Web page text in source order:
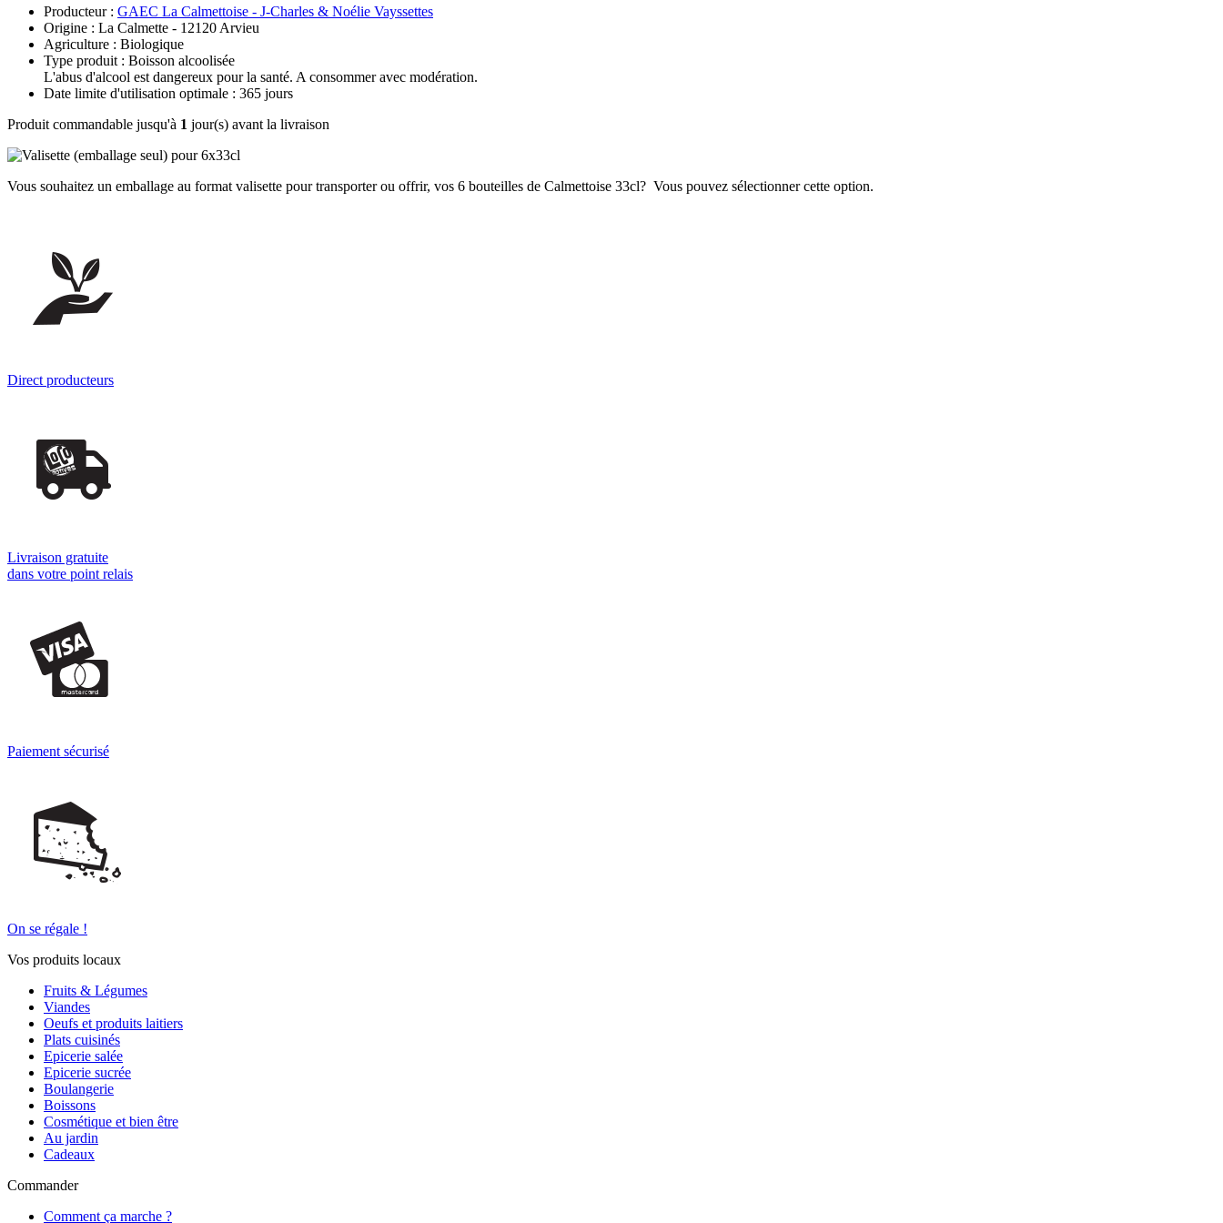
Producteur : GAEC La Calmettoise - J-Charles & Noélie Vayssettes
Origine : La Calmette - 12120 Arvieu
Agriculture : Biologique
Type produit : Boisson alcoolisée
L'abus d'alcool est dangereux pour la santé. A consommer avec modération.
Date limite d'utilisation optimale : 365 jours
Produit commandable jusqu'à 1 jour(s) avant la livraison
Vous souhaitez un emballage au format valisette pour transporter ou offrir, vos 6 bouteilles de Calmettoise 33cl? Vous pouvez sélectionner cette option.
Direct producteurs
Livraison gratuite
dans votre point relais
Paiement sécurisé
On se régale !
Vos produits locaux
Fruits & Légumes
Viandes
Oeufs et produits laitiers
Plats cuisinés
Epicerie salée
Epicerie sucrée
Boulangerie
Boissons
Cosmétique et bien être
Au jardin
Cadeaux
Commander
Comment ça marche ?